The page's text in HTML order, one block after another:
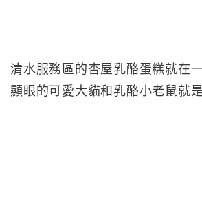
清水服務區的杏屋乳酪蛋糕就在
顯眼的可愛大貓和乳酪小老鼠就是